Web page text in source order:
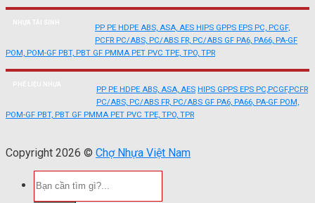
PP PE HDPE ABS, ASA, AES HIPS GPPS EPS PC, PCGF,
PCFR PC/ABS, PC/ABS FR, PC/ABS GF PA6, PA66, PA-GF
POM, POM-GF PBT, PBT GF PMMA PET PVC TPE, TPO, TPR
PP PE HDPE ABS, ASA, AES HIPS GPPS EPS PC,PCGF,PCFR
PC/ABS, PC/ABS FR, PC/ABS GF PA6, PA66, PA-GF POM,
POM-GF PBT, PBT GF PMMA PET PVC TPE, TPO, TPR
Copyright 2026 © Chợ Nhựa Việt Nam
kiếm: